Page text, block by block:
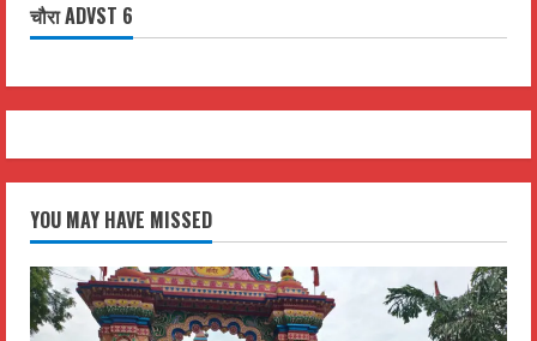
चौरा ADVST 6
YOU MAY HAVE MISSED